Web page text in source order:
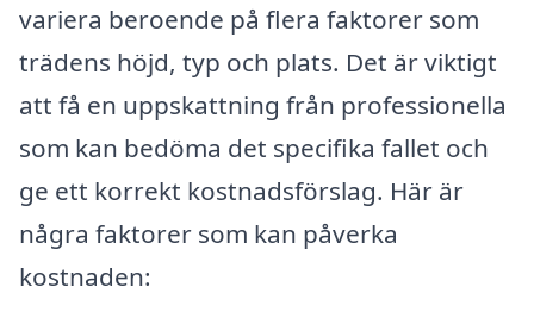
variera beroende på flera faktorer som
trädens höjd, typ och plats. Det är viktigt
att få en uppskattning från professionella
som kan bedöma det specifika fallet och
ge ett korrekt kostnadsförslag. Här är
några faktorer som kan påverka
kostnaden: